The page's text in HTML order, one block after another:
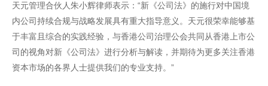
天元管理合伙人朱小辉律师表示：“新《公司法》的施行对中国境
内公司持续合规与战略发展具有重大指导意义。天元很荣幸能够基
于丰富且综合的实践经验，与香港公司治理公会共同从香港上市公
司的视角对新《公司法》进行分析与解读，并期待为更多关注香港
资本市场的各界人士提供我们的专业支持。”